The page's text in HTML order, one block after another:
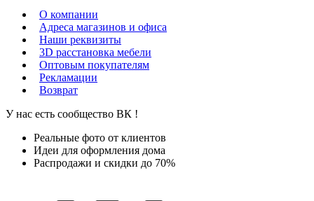
О компании
Адреса магазинов и офиса
Наши реквизиты
3D расстановка мебели
Оптовым покупателям
Рекламации
Возврат
У нас есть сообщество ВК !
Реальные фото от клиентов
Идеи для оформления дома
Распродажи и скидки до 70%